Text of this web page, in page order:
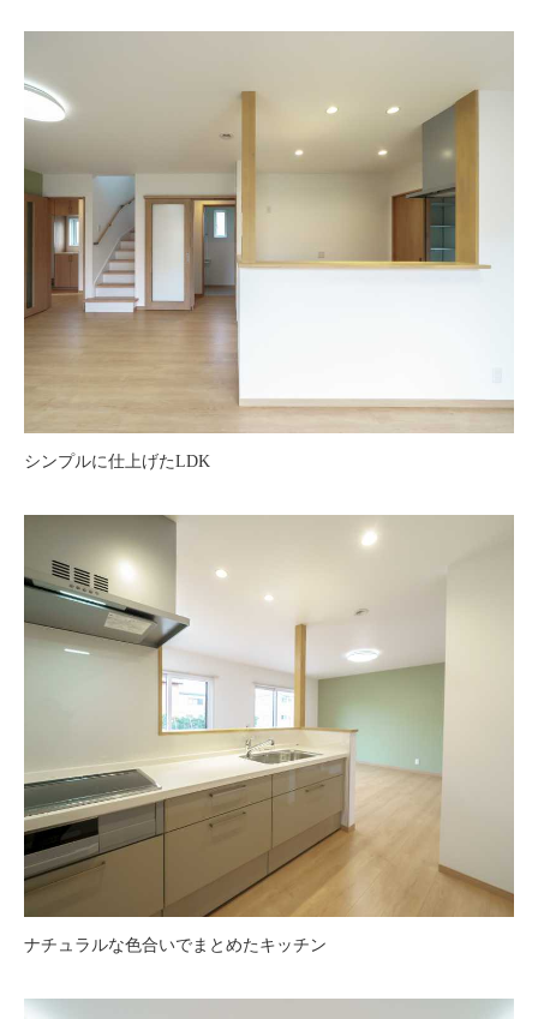
シンプルに仕上げたLDK
ナチュラルな色合いでまとめたキッチン